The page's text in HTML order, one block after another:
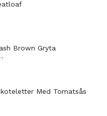
Brown Gryta
Med Tomatsås